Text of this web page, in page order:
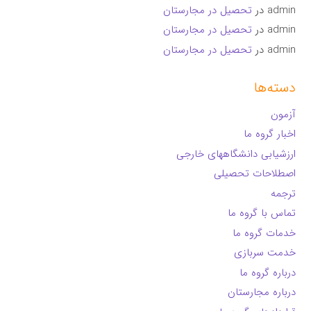
admin در تحصیل در مجارستان
admin در تحصیل در مجارستان
admin در تحصیل در مجارستان
دسته‌ها
آزمون
اخبار گروه ما
ارزشیابی دانشگاههای خارجی
اصطلاحات تحصیلی
ترجمه
تماس با گروه ما
خدمات گروه ما
خدمت سربازی
درباره گروه ما
درباره مجارستان